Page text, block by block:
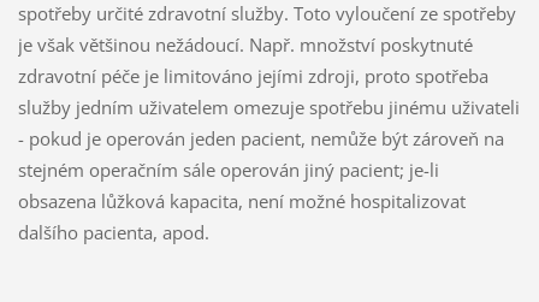
spotřeby určité zdravotní služby. Toto vyloučení ze spotřeby
je však většinou nežádoucí. Např. množství poskytnuté
zdravotní péče je limitováno jejími zdroji, proto spotřeba
služby jedním uživatelem omezuje spotřebu jinému uživateli
- pokud je operován jeden pacient, nemůže být zároveň na
stejném operačním sále operován jiný pacient; je-li
obsazena lůžková kapacita, není možné hospitalizovat
dalšího pacienta, apod.